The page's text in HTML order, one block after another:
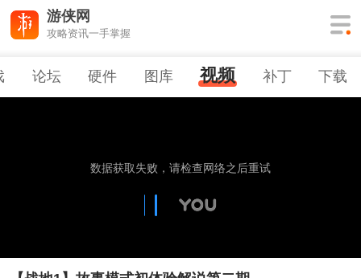
游侠网
攻略资讯一手掌握
论坛 硬件 图库 视频 补丁 下载